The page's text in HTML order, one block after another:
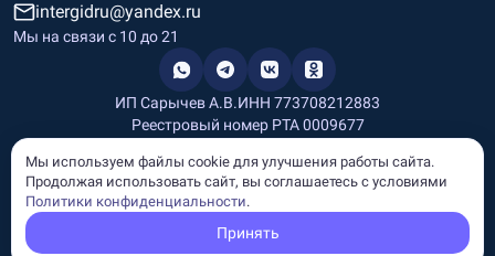
intergidru@yandex.ru
Мы на связи c 10 до 21
ИП Сарычев А.В.ИНН 773708212883
Реестровый номер РТА 0009677
Информация, размещённая на сайте, носит информационный
характер и не является рекламой и публичной офертой.
Мы используем файлы cookie для улучшения работы сайта.
Продолжая использовать сайт, вы соглашаетесь с условиями
Политики конфиденциальности.
Принять